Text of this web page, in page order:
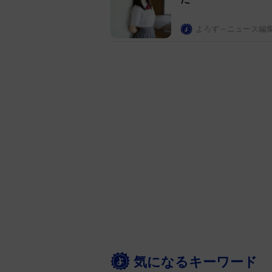
よろず～ニュース編
気になるキーワード